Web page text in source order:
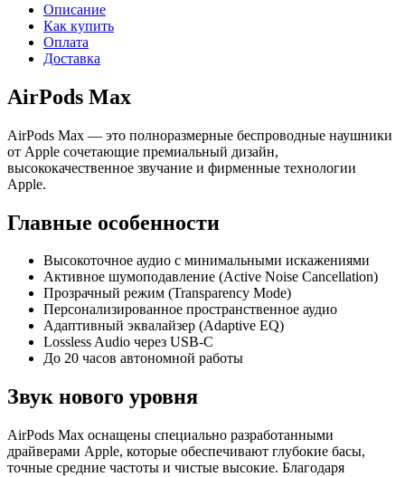
Описание
Как купить
Оплата
Доставка
AirPods Max
AirPods Max — это полноразмерные беспроводные наушники
от Apple сочетающие премиальный дизайн,
высококачественное звучание и фирменные технологии
Apple.
Главные особенности
Высокоточное аудио с минимальными искажениями
Активное шумоподавление (Active Noise Cancellation)
Прозрачный режим (Transparency Mode)
Персонализированное пространственное аудио
Адаптивный эквалайзер (Adaptive EQ)
Lossless Audio через USB-C
До 20 часов автономной работы
Звук нового уровня
AirPods Max оснащены специально разработанными
драйверами Apple, которые обеспечивают глубокие басы,
точные средние частоты и чистые высокие. Благодаря